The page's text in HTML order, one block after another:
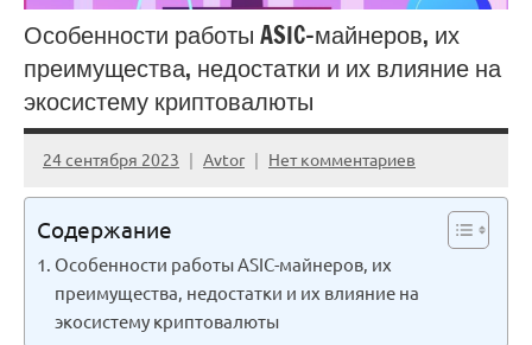
Особенности работы ASIC-майнеров, их
преимущества, недостатки и их влияние на
экосистему криптовалюты
24 сентября 2023 Avtor Нет комментариев
Содержание
Особенности работы ASIC-майнеров, их
преимущества, недостатки и их влияние на
экосистему криптовалюты